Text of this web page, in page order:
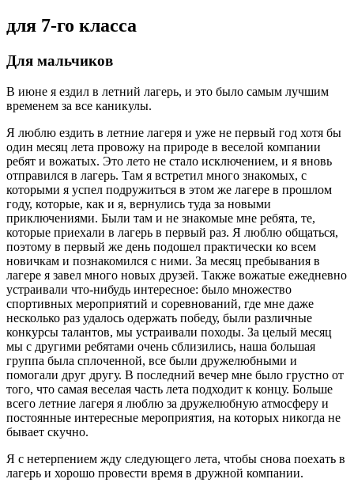
для 7-го класса
Для мальчиков
В июне я ездил в летний лагерь, и это было самым лучшим
временем за все каникулы.
Я люблю ездить в летние лагеря и уже не первый год хотя бы
один месяц лета провожу на природе в веселой компании
ребят и вожатых. Это лето не стало исключением, и я вновь
отправился в лагерь. Там я встретил много знакомых, с
которыми я успел подружиться в этом же лагере в прошлом
году, которые, как и я, вернулись туда за новыми
приключениями. Были там и не знакомые мне ребята, те,
которые приехали в лагерь в первый раз. Я люблю общаться,
поэтому в первый же день подошел практически ко всем
новичкам и познакомился с ними. За месяц пребывания в
лагере я завел много новых друзей. Также вожатые ежедневно
устраивали что-нибудь интересное: было множество
спортивных мероприятий и соревнований, где мне даже
несколько раз удалось одержать победу, были различные
конкурсы талантов, мы устраивали походы. За целый месяц
мы с другими ребятами очень сблизились, наша большая
группа была сплоченной, все были дружелюбными и
помогали друг другу. В последний вечер мне было грустно от
того, что самая веселая часть лета подходит к концу. Больше
всего летние лагеря я люблю за дружелюбную атмосферу и
постоянные интересные мероприятия, на которых никогда не
бывает скучно.
Я с нетерпением жду следующего лета, чтобы снова поехать в
лагерь и хорошо провести время в дружной компании.